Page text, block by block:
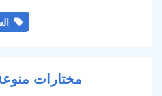
مختارات